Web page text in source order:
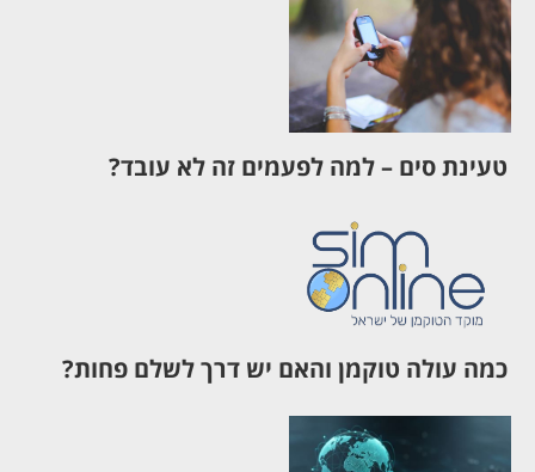
טעינת סים – למה לפעמים זה לא עובד?
כמה עולה טוקמן והאם יש דרך לשלם פחות?